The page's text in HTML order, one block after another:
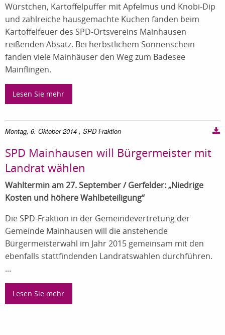
Würstchen, Kartoffelpuffer mit Apfelmus und Knobi-Dip
und zahlreiche hausgemachte Kuchen fanden beim
Kartoffelfeuer des SPD-Ortsvereins Mainhausen
reißenden Absatz. Bei herbstlichem Sonnenschein
fanden viele Mainhäuser den Weg zum Badesee
Mainflingen.
Lesen Sie mehr
Montag, 6. Oktober 2014 , SPD Fraktion
SPD Mainhausen will Bürgermeister mit
Landrat wählen
Wahltermin am 27. September / Gerfelder: „Niedrige
Kosten und höhere Wahlbeteiligung“
Die SPD-Fraktion in der Gemeindevertretung der
Gemeinde Mainhausen will die anstehende
Bürgermeisterwahl im Jahr 2015 gemeinsam mit den
ebenfalls stattfindenden Landratswahlen durchführen.
...
Lesen Sie mehr